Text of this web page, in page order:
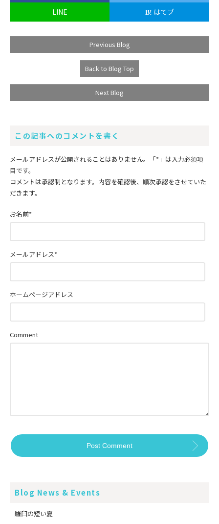
LINE
はてブ
Previous Blog
Back to Blog Top
Next Blog
この記事へのコメントを書く
メールアドレスが公開されることはありません。 「*」 は入力必須項
目です。
コメントは承認制となります。内容を確認後、順次承認をさせていた
だきます。
Comment
お名前*
メールアドレス*
ホームページアドレス
Blog News & Events
羅臼の短い夏